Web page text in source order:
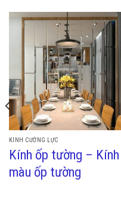
KÍNH CƯỜNG LỰC
Kính ốp tường – Kính
màu ốp tường